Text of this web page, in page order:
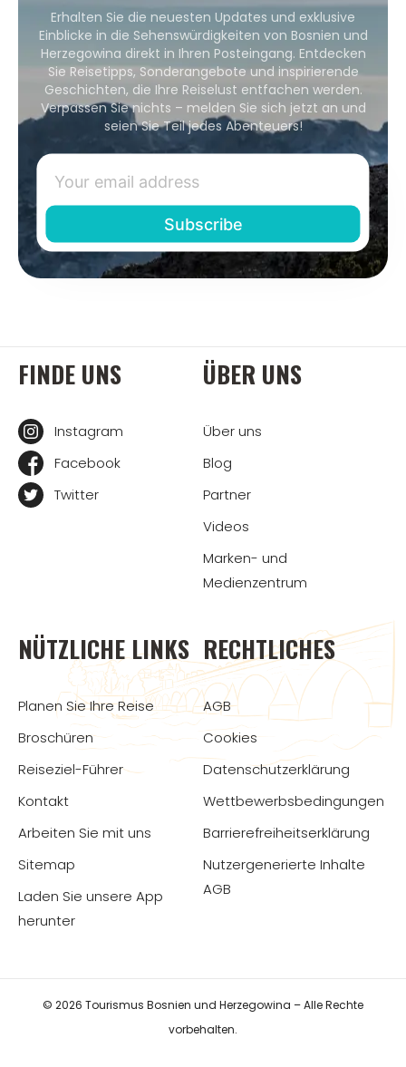
Erhalten Sie die neuesten Updates und exklusive
Einblicke in die Sehenswürdigkeiten von Bosnien und
Herzegowina direkt in Ihren Posteingang. Entdecken
Sie Reisetipps, Sonderangebote und inspirierende
Geschichten, die Ihre Reiselust entfachen werden.
Verpassen Sie nichts – melden Sie sich jetzt an und
seien Sie Teil jedes Abenteuers!
FINDE UNS
Instagram
Facebook
Twitter
ÜBER UNS
Über uns
Blog
Partner
Videos
Marken- und
Medienzentrum
NÜTZLICHE LINKS
Planen Sie Ihre Reise
Broschüren
Reiseziel-Führer
Kontakt
Arbeiten Sie mit uns
Sitemap
Laden Sie unsere App
herunter
RECHTLICHES
AGB
Cookies
Datenschutzerklärung
Wettbewerbsbedingungen
Barrierefreiheitserklärung
Nutzergenerierte Inhalte
AGB
© 2026 Tourismus Bosnien und Herzegowina – Alle Rechte
vorbehalten.